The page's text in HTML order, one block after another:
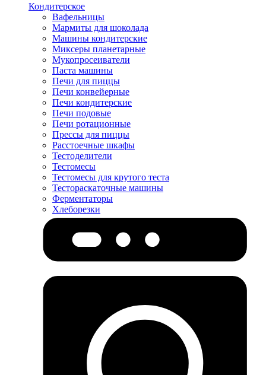
Кондитерское
Вафельницы
Мармиты для шоколада
Машины кондитерские
Миксеры планетарные
Мукопросеиватели
Паста машины
Печи для пиццы
Печи конвейерные
Печи кондитерские
Печи подовые
Печи ротационные
Прессы для пиццы
Расстоечные шкафы
Тестоделители
Тестомесы
Тестомесы для крутого теста
Тестораскаточные машины
Ферментаторы
Хлеборезки